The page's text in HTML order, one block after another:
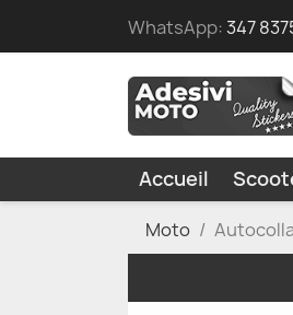
WhatsApp:347
Accueil
Moto